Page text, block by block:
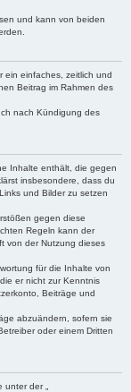
und kann von beiden
ein einfaches, zeitlich und
Beitrag im Rahmen des
nach Kündigung des
Inhalte enthält, die gegen
insbesondere, dass du
und Bilder zu setzen
gegen diese
Regeln kann der
von der Nutzung dieses
für die Inhalte von
er nicht zur Kenntnis
Beiträge und
abzuändern, sofern sie
oder einem Dritten
der „